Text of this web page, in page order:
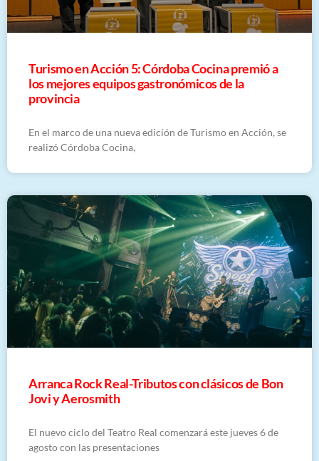
Turismo en Acción 5: Córdoba Cocina premió a
los mejores equipos gastronómicos de la
provincia
En el marco de una nueva edición de Turismo en Acción, se
realizó Córdoba Cocina,
Arranca Rock Real-Tributos con clásicos de Bon
Jovi y Aerosmith
El nuevo ciclo del Teatro Real comenzará este jueves 6 de
agosto con las presentaciones